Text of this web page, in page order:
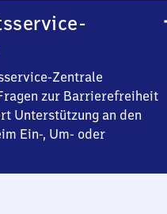
Zentrale
zur Barrierefreiheit
Unterstützung an den
Ein-, Um- oder